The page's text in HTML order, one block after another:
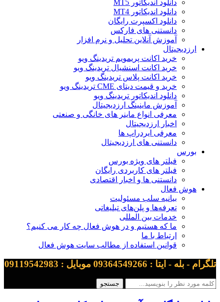
دانلود اندیکاتور MT5
دانلود اندیکاتور MT4
دانلود اکسپرت رایگان
دانستنی های فارکس
آموزش آنلاین تحلیل و نرم افزار
ارزدیجیتال
خرید اکانت پریمویم تریدینگ ویو
خرید اکانت اسنشیال تریدینگ ویو
خرید اکانت پلاس تریدینگ ویو
خرید و قیمت دیتای CME تریدینگ ویو
دانلود اندیکاتور تریدینگ ویو
آموزش ماینینگ ارزدیجیتال
معرفی انواع ماینر های خانگی و صنعتی
اخبار ارزدیجیتال
معرفی ایردراپ ها
دانستنی های ارزدیجیتال
بورس
فیلتر های ویژه بورس
فیلتر های کاربردی رایگان
دانستنی ها و اخبار اقتصادی
هوش فعال
بیانیه سلب مسئولیت
تعرفه‌ها و پلن‌های تبلیغاتی
خدمات بین المللی
ما که هستیم و در هوش فعال چه کار می کنیم؟
ارتباط با ما
قوانین استفاده از مطالب سایت هوش فعال
تلگرام - بله - ایتا : 09364549266 موبایل : 09119542983